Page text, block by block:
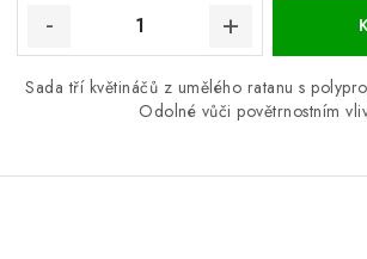
Sada tří květináčů z umělého ratanu s
Odolné vůči povětrnostním